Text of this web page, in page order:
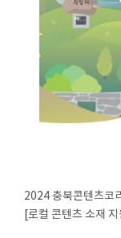
2024 충북콘텐츠코
[로컬 콘텐츠 소재